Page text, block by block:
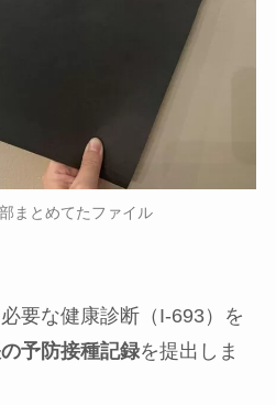
まとめてたファイル
要な健康診断（I-693）を
予防接種記録を提出しま